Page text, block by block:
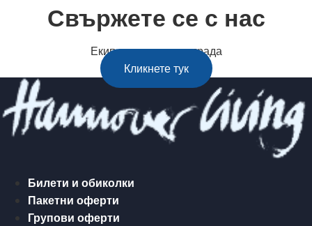
Свържете се с нас
Екип за пътуване в града
Кликнете тук
Билети и обиколки
Пакетни оферти
Групови оферти